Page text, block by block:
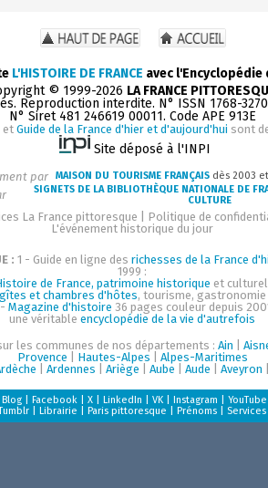
L'HISTOIRE DE FRANCE avec
© 1999-2026 LA FRANCE
Reproduction interdite. N° ISSN 1768-
N° Siret 481 246619 00011. Code APE 913E
et Guide de la France d'hier et d'aujourd'hui sont
Site déposé à l'INPI
par MAISON DU TOURISME FRANÇAIS dès 2003
SIGNETS DE LA BIBLIOTHÈQUE NATIONALE DE
CULTURE
La France pittoresque
Politique de
L'événement historique du jour
: 1 - Guide en ligne des richesses de la France
1999 :
de France, patrimoine historique et
gîtes et chambres d'hôtes, tourisme, gastronomie
Magazine d'histoire 36 pages couleur depuis
une véritableencyclopédie de la vie d'autrefois
les communes de nos départements :Ain |
Provence
Hautes-Alpes
Alpes-Maritimes
|Ardennes |Ariège |Aube |Aude |Aveyron
Blog |Facebook |X |LinkedIn |VK |Instagram |YouTube
|Librairie |Paris pittoresque |Prénoms Services